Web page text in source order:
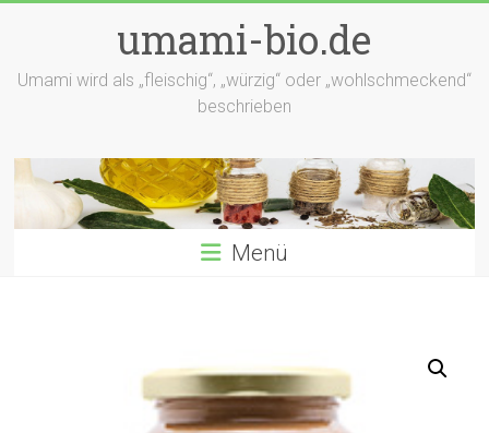
umami-bio.de
Umami wird als „fleischig“, „würzig“ oder „wohlschmeckend“
beschrieben
Menü